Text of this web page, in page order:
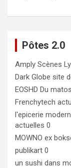
Pôtes 2.0
Amply Scènes
Dark Globe site
EOSHD Du
Frenchytech
l'epicerie
actuelles 0
MOWNO ex
publikart 0
un sushi dans